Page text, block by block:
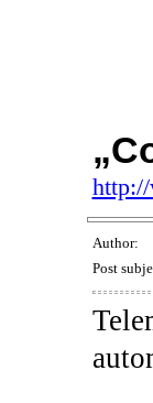
Author:
Post